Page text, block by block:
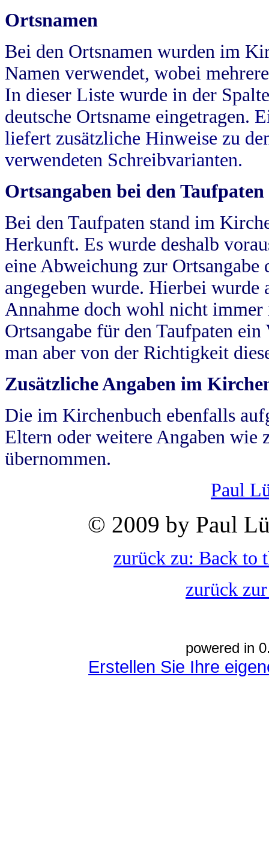
Ortsnamen
Bei den Ortsnamen wurden im
Namen verwendet, wobei
In dieser Liste wurde in der
deutsche Ortsname eingetragen.
liefert zusätzliche Hinweise zu
verwendeten Schreibvarianten.
Ortsangaben bei den Taufpaten
Bei den Taufpaten stand im
Herkunft. Es wurde deshalb
eine Abweichung zur
angegeben wurde. Hierbei wurde
Annahme doch wohl nicht
Ortsangabe für den Taufpaten
man aber von der Richtigkeit
Zusätzliche Angaben im
Die im Kirchenbuch ebenfalls
Eltern oder weitere Angaben wie
übernommen.
Paul
© 2009 by Paul
zurück zu: Back to
zurück
powered in
Erstellen Sie Ihre